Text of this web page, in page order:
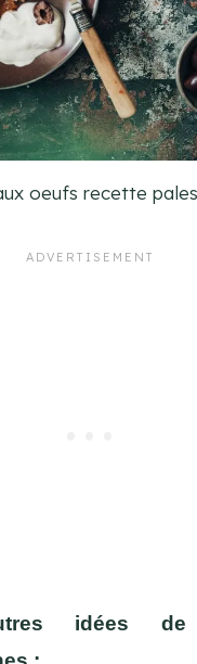
oeufs recette
idées de